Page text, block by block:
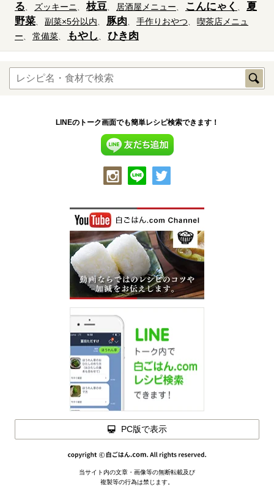
る
ズッキーニ 枝豆 居酒屋メニュー こんにゃく
夏
野菜
副菜×5分以内 豚肉 手作りおやつ
喫茶店メニュ
ー
常備菜 もやし ひき肉
LINEのトーク画面でも簡単レシピ検索できます！
PC版で表示
当サイト内の文章・画像等の無断転載及び
複製等の行為は禁じます。